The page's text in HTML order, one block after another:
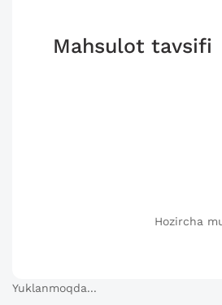
Mahsulot tavsifi
Hozircha
Yuklanmoqda...